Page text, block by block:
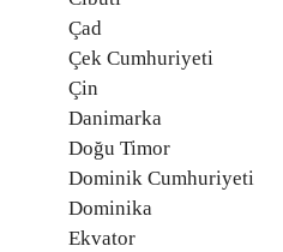
Çad
Çek Cumhuriyeti
Çin
Danimarka
Doğu Timor
Dominik Cumhuriyeti
Dominika
Ekvator